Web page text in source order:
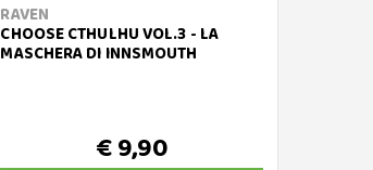
RAVEN
CHOOSE CTHULHU VOL.3 - LA
MASCHERA DI INNSMOUTH
€ 9,90